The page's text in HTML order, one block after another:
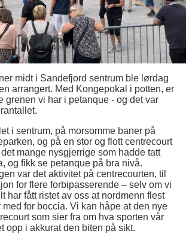
midt i Sandefjord sentrum ble lørdag
arrangert. Med Kongepokal i potten, er
grenen vi har i petanque - og det var
i sentrum, på morsomme baner på
og på en stor og flott centrecourt
mange nysgjerrige som hadde tatt
og fikk se petanque på bra nivå.
var det aktivitet på centrecourten, til
for flere forbipasserende – selv om vi
har fått ristet av oss at nordmenn flest
med for boccia. Vi kan håpe at den nye
som sier fra om hva sporten vår
opp i akkurat den biten på sikt.